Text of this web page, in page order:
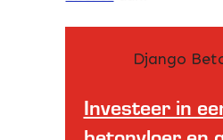
Investeer in